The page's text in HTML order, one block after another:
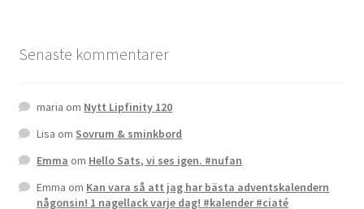
Senaste kommentarer
maria om Nytt Lipfinity 120
Lisa om Sovrum & sminkbord
Emma om Hello Sats, vi ses igen. #nufan
Emma om Kan vara så att jag har bästa adventskalendern
någonsin! 1 nagellack varje dag! #kalender #ciaté